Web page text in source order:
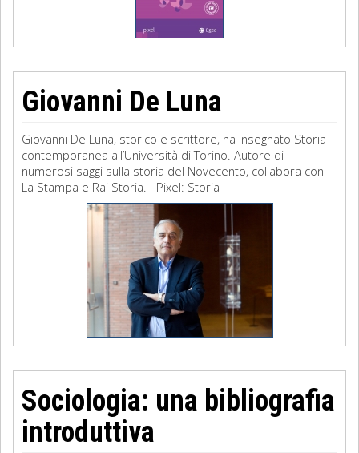
Giovanni De Luna
Giovanni De Luna, storico e scrittore, ha insegnato Storia
contemporanea all’Università di Torino. Autore di
numerosi saggi sulla storia del Novecento, collabora con
La Stampa e Rai Storia. Pixel: Storia
Sociologia: una bibliografia
introduttiva